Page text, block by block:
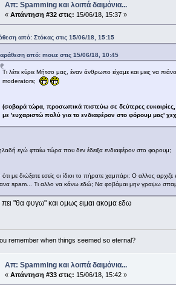
Απ: Spamming και λοιπά δαιμόνια...
« Απάντηση #32 στις: 15/06/18, 15:37 »
από: Στόκας στις 15/06/18, 15:15
από: mouz στις 15/06/18, 10:45
Τι λέτε κύριε Μήτσο μας, έναν άνθρωπο είχαμε και μεις να
moderators;
(σοβαρά τώρα, προσωπικά πιστεύω σε δεύτερες
με 'ευχαριστώ πολύ για το ενδιαφέρον στο φόρουμ μας'
εγώ φταίω τώρα που δεν έδειξα ενδιαφέρον στο φορουμ;
ότι με διώξατε εσείς οι ίδιοι το πήρατε χαμπάρι; Ο αλλος
spam... Τι αλλο να κάνω εδώ; Να φοβάμαι μην γραψω
πει "θα φυγω" και ομως ειμαι ακομα εδω
remember when things seemed so eternal?
Απ: Spamming και λοιπά δαιμόνια...
« Απάντηση #33 στις: 15/06/18, 15:42 »